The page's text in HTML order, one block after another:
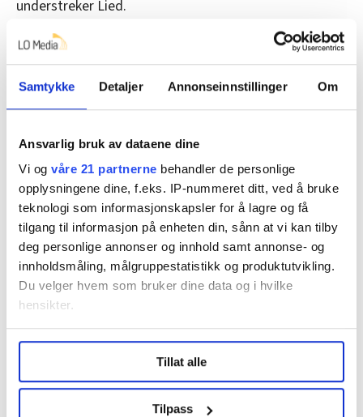
Samtykke Detaljer Annonseinnstillinger Om
Ansvarlig bruk av dataene dine
Vi og våre 21 partnerne behandler de personlige
opplysningene dine, f.eks. IP-nummeret ditt, ved å bruke
teknologi som informasjonskapsler for å lagre og få
tilgang til informasjon på enheten din, sånn at vi kan tilby
deg personlige annonser og innhold samt annonse- og
innholdsmåling, målgruppestatistikk og produktutvikling.
Du velger hvem som bruker dine data og i hvilke
hensikter.
Undermer infokan du lese om hvordan dine personlige
data behandles og hvordan du kan velge hvordan de skal
brukes. Du kan hele tiden endre eller trekke tilbake ditt
samtykke fra erklæringen om informasjonskapsler.
Tillat alle
Tilpass
understreker Lied.
Store grupper
I februar tok også tidligere YS-leder Erik Kollerud til
– Det er mye som tyder på at det er behov for en ny
gjennomgang av hvordan frontfaget fungerer. Deler av
modellen er det behov for å se på, sa hantil
Klassekampen.
Kollerud er også tydelig på at praktiseringa er for
rigid. Regjeringa må også lytte til andre enn LO, mener
Kollerud.
– Det er store grupper på utsida av LO som mener at
modellen ikke fungerer godt for dem, sa Kollerud den